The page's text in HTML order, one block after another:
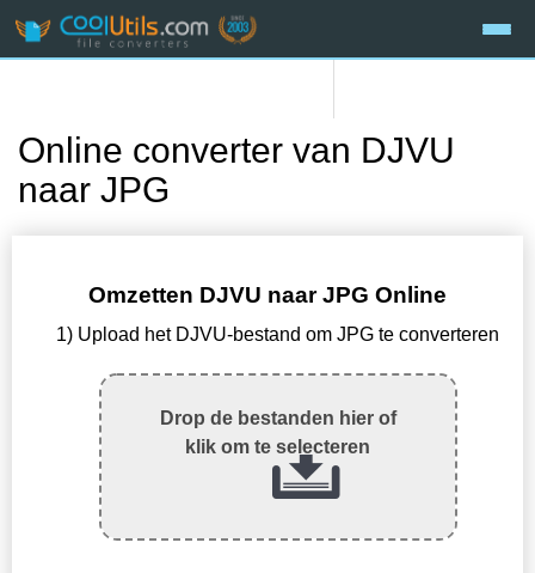
Online converter van DJVU
naar JPG
Omzetten DJVU naar JPG Online
1) Upload het DJVU-bestand om JPG te converteren
Drop de bestanden hier of
klik om te selecteren